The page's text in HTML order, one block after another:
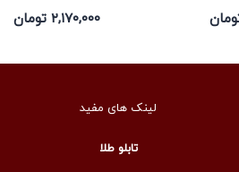
۲,۱۷۰,۰۰۰ تومان
لینک های مفید
تابلو طلا